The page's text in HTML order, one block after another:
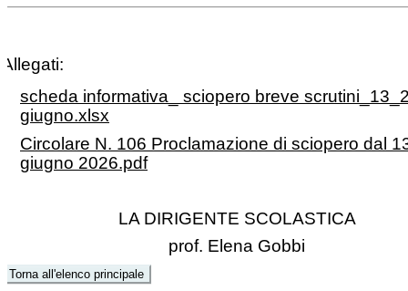
Allegati:
scheda informativa_ sciopero breve
giugno.xlsx
Circolare N. 106 Proclamazione di sciopero dal
giugno 2026.pdf
LA DIRIGENTE SCOLASTICA
prof. Elena Gobbi
Torna all'elenco principale